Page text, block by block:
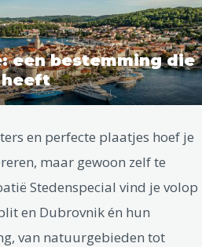
een bestemming die
heeft
en perfecte plaatjes hoef je
maar gewoon zelf te
Stedenspecial vind je volop
en Dubrovnik én hun
van natuurgebieden tot